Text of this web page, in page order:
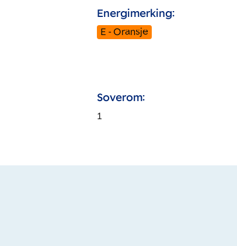
Energimerking:
E - Oransje
Soverom:
1